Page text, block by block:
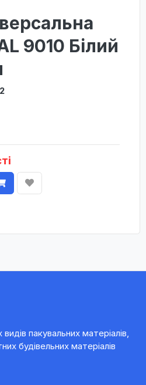
9010 Білий
пакувальних матеріалів,
будівельних матеріалів